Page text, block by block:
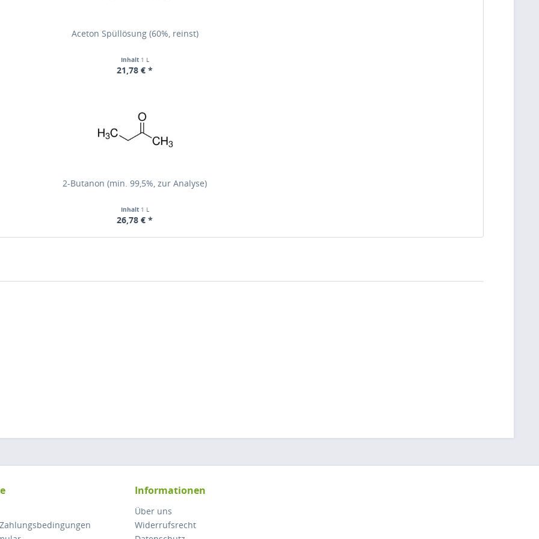
Aceton Spüllösung (60%, reinst)
Inhalt 1 L
21,78 € *
2-Butanon (min. 99,5%, zur Analyse)
Inhalt 1 L
26,78 € *
Informationen
Über uns
Widerrufsrecht